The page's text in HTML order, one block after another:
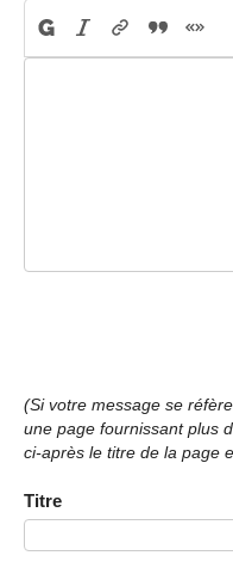
(Si votre message se
une page fournissant plus
ci-après le titre de la page
Titre